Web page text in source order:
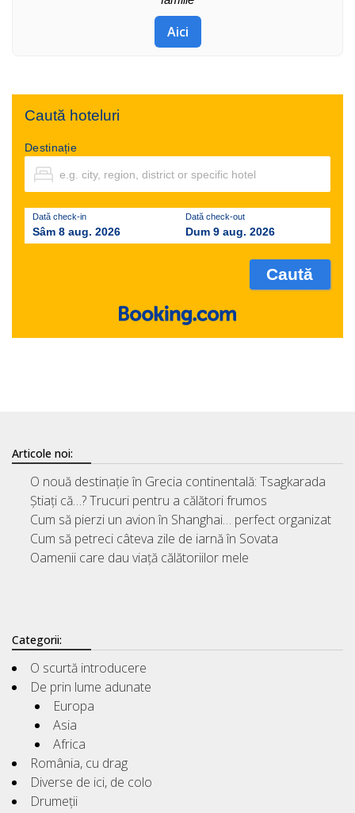
Aici
Caută hoteluri
Destinație
Dată check-in
Sâm 8 aug. 2026
Dată check-out
Dum 9 aug. 2026
Articole noi:
O nouă destinație în Grecia continentală: Tsagkarada
Știați că…? Trucuri pentru a călători frumos
Cum să pierzi un avion în Shanghai… perfect organizat
Cum să petreci câteva zile de iarnă în Sovata
Oamenii care dau viață călătoriilor mele
Categorii:
O scurtă introducere
De prin lume adunate
Europa
Asia
Africa
România, cu drag
Diverse de ici, de colo
Drumeții